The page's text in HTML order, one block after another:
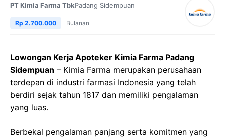
PT Kimia Farma TbkPadang Sidempuan
Rp 2.700.000 Bulanan
Lowongan Kerja Apoteker Kimia Farma Padang
Sidempuan – Kimia Farma merupakan perusahaan
terdepan di industri farmasi Indonesia yang telah
berdiri sejak tahun 1817 dan memiliki pengalaman
yang luas.
Berbekal pengalaman panjang serta komitmen yang